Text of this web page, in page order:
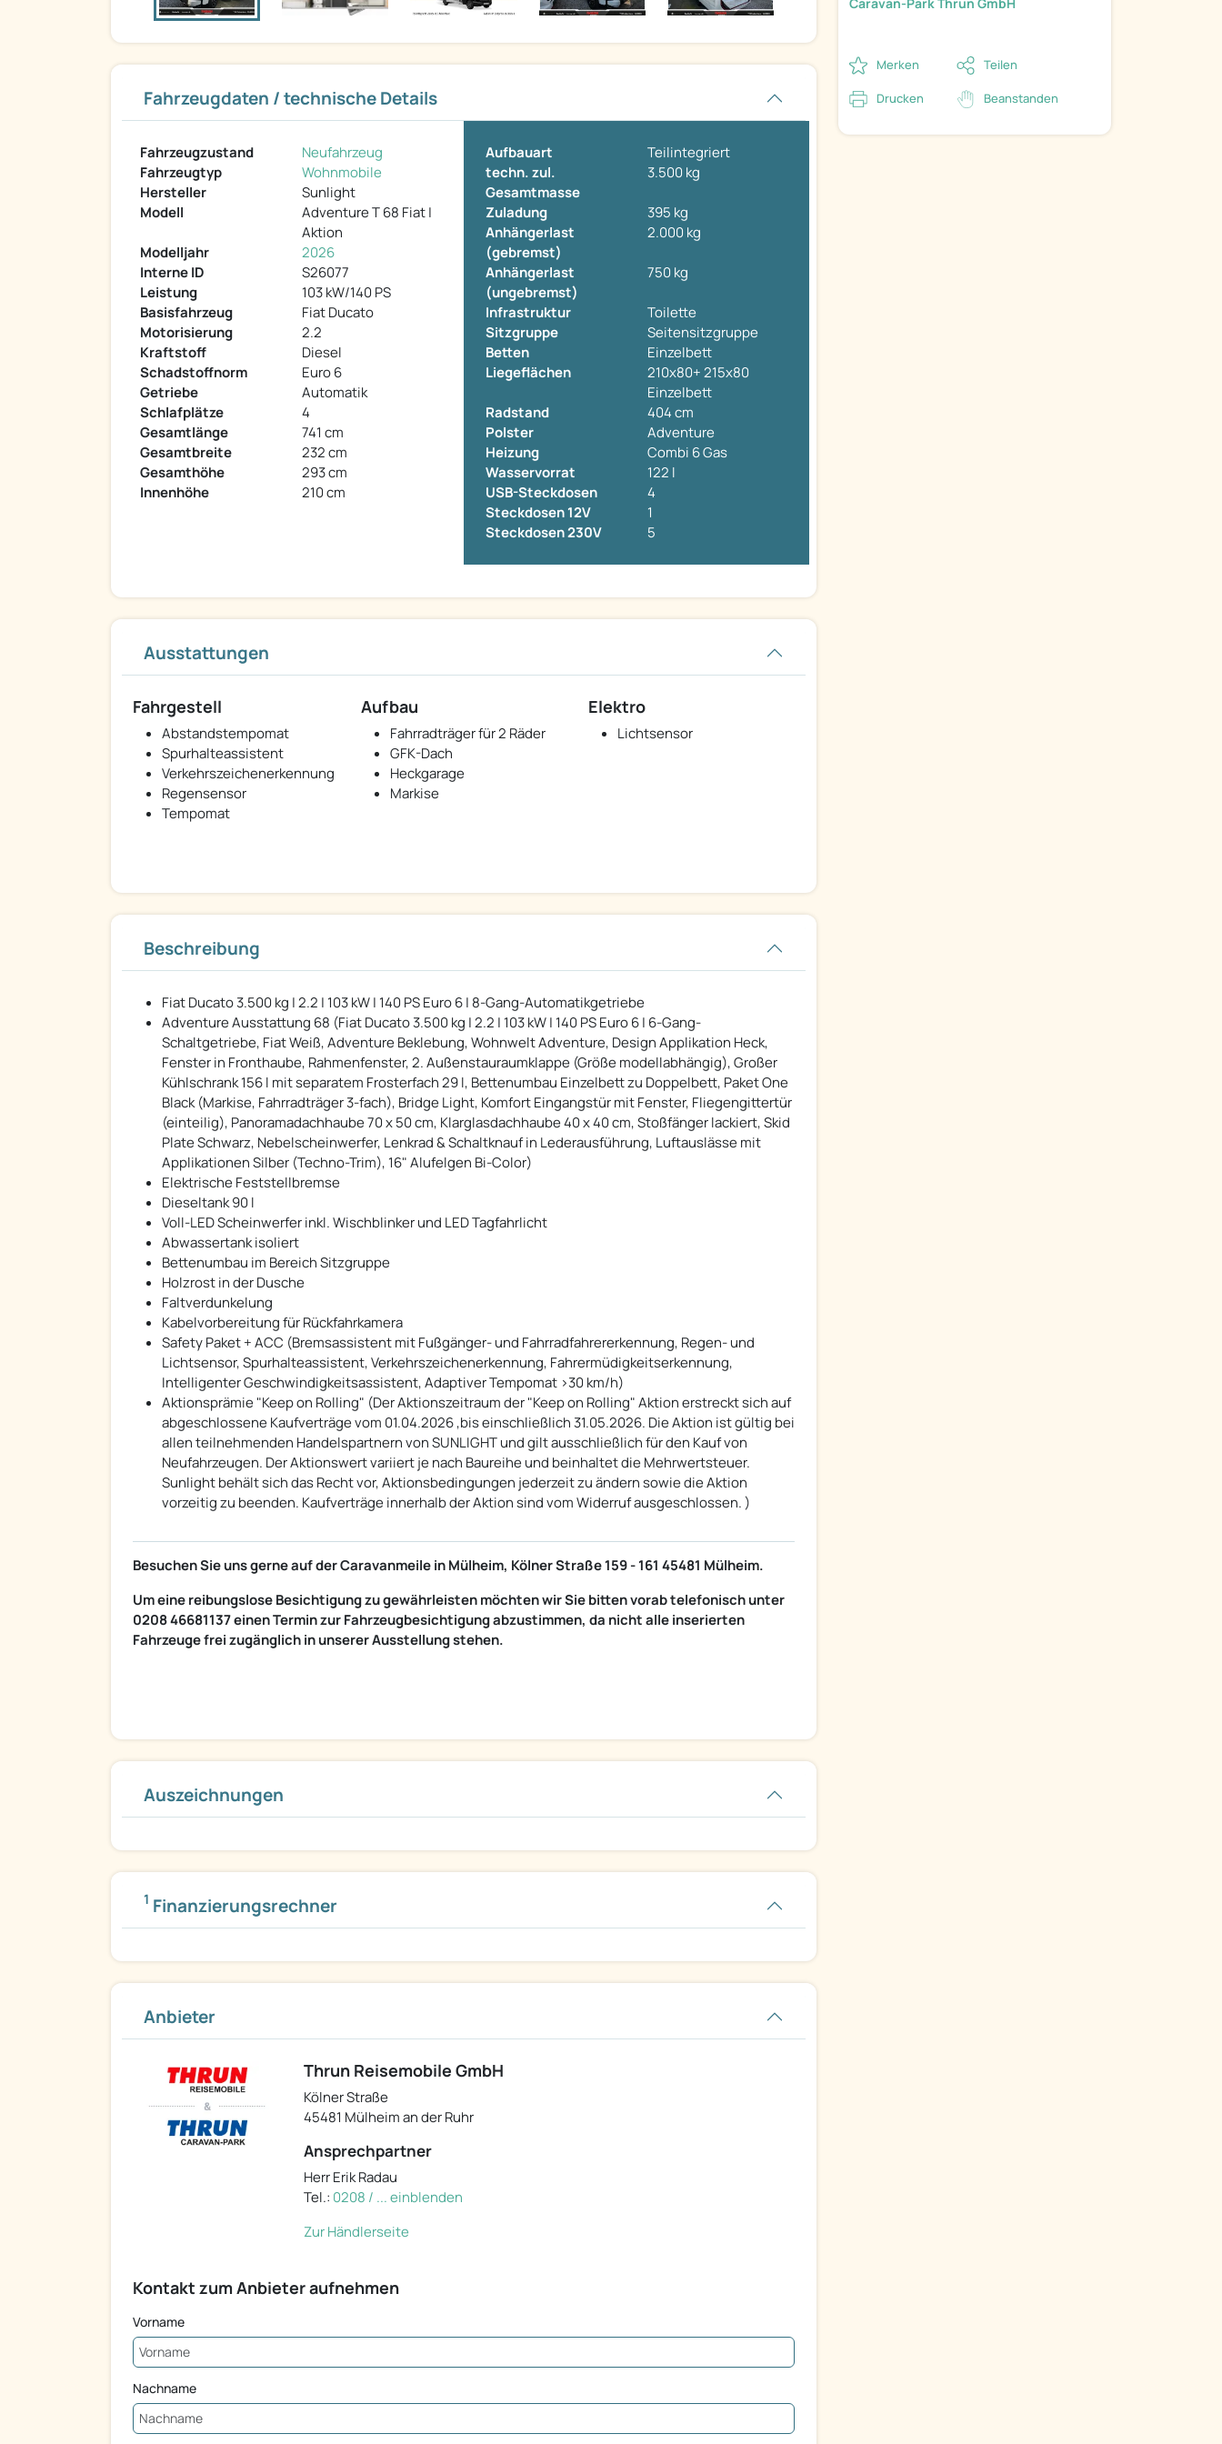
Fahrzeugdaten / technische Details
Fahrzeugzustand
Neufahrzeug
Fahrzeugtyp
Wohnmobile
Hersteller
Sunlight
Modell
Adventure T 68 Fiat |
Aktion
Modelljahr
2026
Interne ID
S26077
Leistung
103 kW/140 PS
Basisfahrzeug
Fiat Ducato
Motorisierung
2.2
Kraftstoff
Diesel
Schadstoffnorm
Euro 6
Getriebe
Automatik
Schlafplätze
4
Gesamtlänge
741 cm
Gesamtbreite
232 cm
Gesamthöhe
293 cm
Innenhöhe
210 cm
Aufbauart
Teilintegriert
techn. zul.
Gesamtmasse
3.500 kg
Zuladung
395 kg
Anhängerlast
(gebremst)
2.000 kg
Anhängerlast
(ungebremst)
750 kg
Infrastruktur
Toilette
Sitzgruppe
Seitensitzgruppe
Betten
Einzelbett
Liegeflächen
210x80+ 215x80
Einzelbett
Radstand
404 cm
Polster
Adventure
Heizung
Combi 6 Gas
Wasservorrat
122 l
USB-Steckdosen
4
Steckdosen 12V
1
Steckdosen 230V
5
Ausstattungen
Fahrgestell
Abstandstempomat
Spurhalteassistent
Verkehrszeichenerkennung
Regensensor
Tempomat
Aufbau
Fahrradträger für 2 Räder
GFK-Dach
Heckgarage
Markise
Elektro
Lichtsensor
Beschreibung
Fiat Ducato 3.500 kg | 2.2 | 103 kW | 140 PS Euro 6 | 8-Gang-Automatikgetriebe
Adventure Ausstattung 68 (Fiat Ducato 3.500 kg | 2.2 | 103 kW | 140 PS Euro 6 | 6-Gang-
Schaltgetriebe, Fiat Weiß, Adventure Beklebung, Wohnwelt Adventure, Design Applikation Heck,
Fenster in Fronthaube, Rahmenfenster, 2. Außenstauraumklappe (Größe modellabhängig), Großer
Kühlschrank 156 l mit separatem Frosterfach 29 l, Bettenumbau Einzelbett zu Doppelbett, Paket One
Black (Markise, Fahrradträger 3-fach), Bridge Light, Komfort Eingangstür mit Fenster, Fliegengittertür
(einteilig), Panoramadachhaube 70 x 50 cm, Klarglasdachhaube 40 x 40 cm, Stoßfänger lackiert, Skid
Plate Schwarz, Nebelscheinwerfer, Lenkrad & Schaltknauf in Lederausführung, Luftauslässe mit
Applikationen Silber (Techno-Trim), 16" Alufelgen Bi-Color)
Elektrische Feststellbremse
Dieseltank 90 l
Voll-LED Scheinwerfer inkl. Wischblinker und LED Tagfahrlicht
Abwassertank isoliert
Bettenumbau im Bereich Sitzgruppe
Holzrost in der Dusche
Faltverdunkelung
Kabelvorbereitung für Rückfahrkamera
Safety Paket + ACC (Bremsassistent mit Fußgänger- und Fahrradfahrererkennung, Regen- und
Lichtsensor, Spurhalteassistent, Verkehrszeichenerkennung, Fahrermüdigkeitserkennung,
Intelligenter Geschwindigkeitsassistent, Adaptiver Tempomat >30 km/h)
Aktionsprämie "Keep on Rolling" (Der Aktionszeitraum der "Keep on Rolling" Aktion erstreckt sich auf
abgeschlossene Kaufverträge vom 01.04.2026 ,bis einschließlich 31.05.2026. Die Aktion ist gültig bei
allen teilnehmenden Handelspartnern von SUNLIGHT und gilt ausschließlich für den Kauf von
Neufahrzeugen. Der Aktionswert variiert je nach Baureihe und beinhaltet die Mehrwertsteuer.
Sunlight behält sich das Recht vor, Aktionsbedingungen jederzeit zu ändern sowie die Aktion
vorzeitig zu beenden. Kaufverträge innerhalb der Aktion sind vom Widerruf ausgeschlossen. )
Besuchen Sie uns gerne auf der Caravanmeile in Mülheim, Kölner Straße 159 - 161 45481 Mülheim.
Um eine reibungslose Besichtigung zu gewährleisten möchten wir Sie bitten vorab telefonisch unter
0208 46681137 einen Termin zur Fahrzeugbesichtigung abzustimmen, da nicht alle inserierten
Fahrzeuge frei zugänglich in unserer Ausstellung stehen.
Auszeichnungen
1 Finanzierungsrechner
Anbieter
Thrun Reisemobile GmbH
Kölner Straße
45481 Mülheim an der Ruhr
Ansprechpartner
Herr Erik Radau
Tel.: 0208 / ... einblenden
Zur Händlerseite
Kontakt zum Anbieter aufnehmen
Vorname
Nachname
Merken Teilen
Drucken Beanstanden